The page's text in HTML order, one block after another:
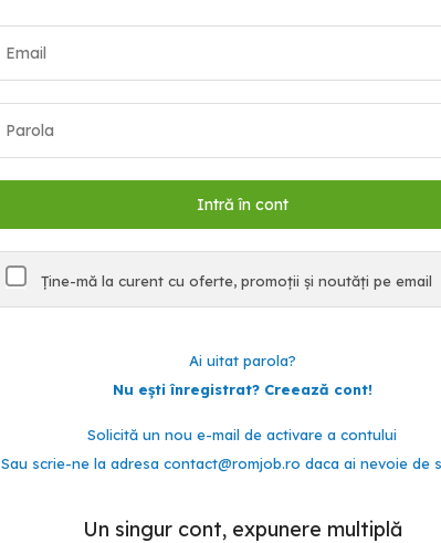
Ține-mă la curent cu oferte, promoții și noutăți pe email
Ai uitat parola?
Nu ești înregistrat? Creează cont!
Solicită un nou e-mail de activare a contului
Sau scrie-ne la adresa contact@romjob.ro daca ai nevoie de
Un singur cont, expunere multiplă